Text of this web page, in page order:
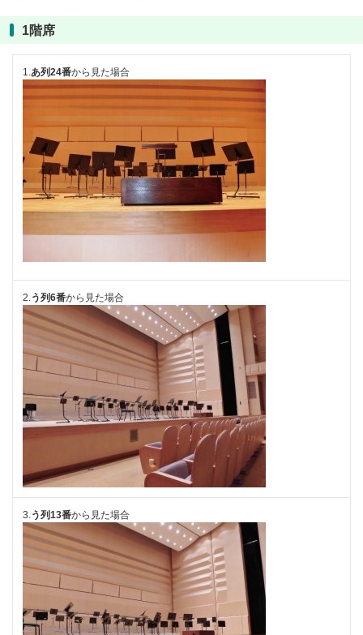
1階席
1.あ列24番から見た場合
2.う列6番から見た場合
3.う列13番から見た場合